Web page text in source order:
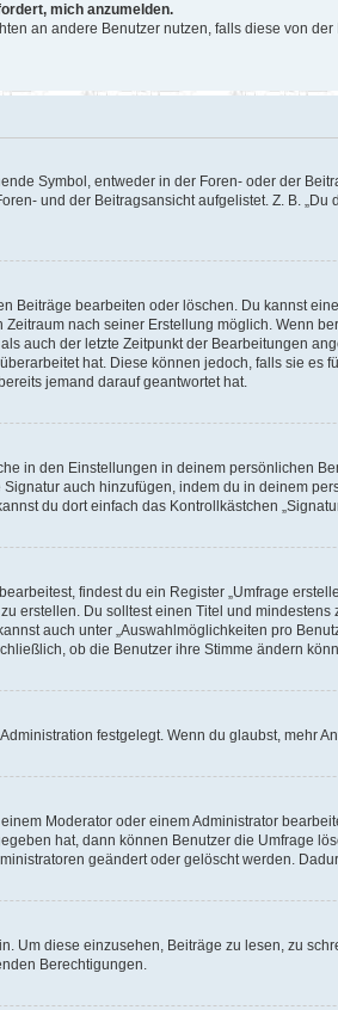
mich anzumelden.
an andere Benutzer nutzen, falls diese von
Symbol, entweder in der Foren- oder der
und der Beitragsansicht aufgelistet. Z. B.
Beiträge bearbeiten oder löschen. Du kannst
nach seiner Erstellung möglich. Wenn
auch der letzte Zeitpunkt der Bearbeitungen
hat. Diese können jedoch, falls sie
jemand darauf geantwortet hat.
in den Einstellungen in deinem persönlichen
auch hinzufügen, indem du in deinem
du dort einfach das Kontrollkästchen
findest du ein Register „Umfrage
erstellen. Du solltest einen Titel und
auch unter „Auswahlmöglichkeiten pro
ob die Benutzer ihre Stimme ändern
festgelegt. Wenn du glaubst, mehr
Moderator oder einem Administrator
hat, dann können Benutzer die Umfrage
geändert oder gelöscht werden.
Um diese einzusehen, Beiträge zu lesen, zu
Berechtigungen.